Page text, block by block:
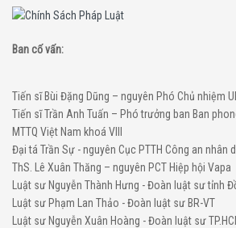
Ban cố vấn:
Tiến sĩ Bùi Đặng Dũng – nguyên Phó Chủ nhiệm
Tiến sĩ Trần Anh Tuấn – Phó trưởng ban Ban
MTTQ Việt Nam khoá VIII
Đại tá Trần Sự - nguyên Cục PTTH Công an nhân
ThS. Lê Xuân Thăng – nguyên PCT Hiệp hội Vapa
Luật sư Nguyễn Thành Hưng - Đoàn luật sư tỉnh
Luật sư Phạm Lan Thảo - Đoàn luật sư BR-VT
Luật sư Nguyễn Xuân Hoàng - Đoàn luật sư